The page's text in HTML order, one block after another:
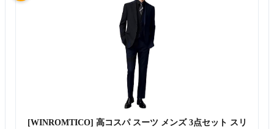
[WINROMTICO] 高コスパ スーツ メンズ 3点セット スリ